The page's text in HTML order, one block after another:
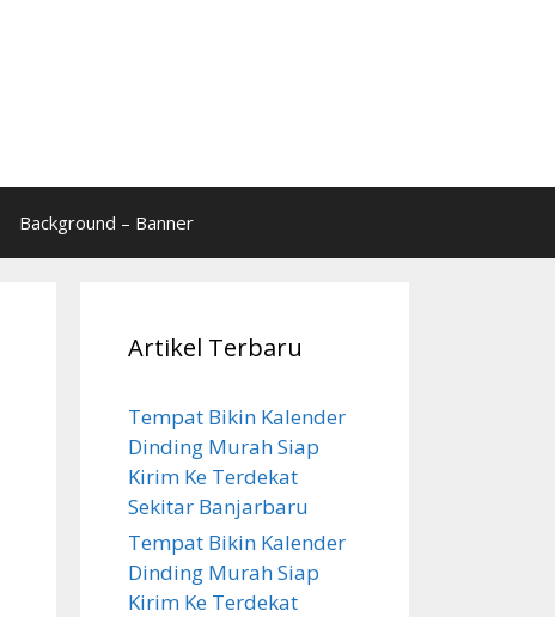
Background – Banner
Artikel Terbaru
Tempat Bikin Kalender
Dinding Murah Siap
Kirim Ke Terdekat
Sekitar Banjarbaru
Tempat Bikin Kalender
Dinding Murah Siap
Kirim Ke Terdekat